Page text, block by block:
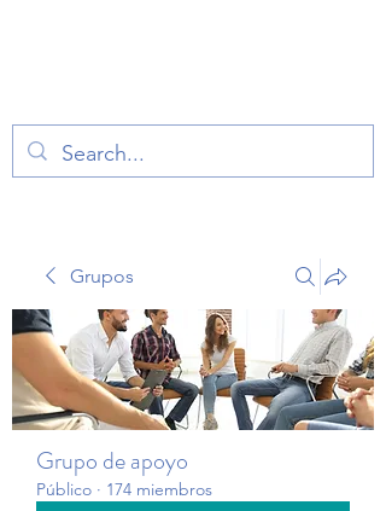
Grupos
Grupo de apoyo
Público · 174 miembros